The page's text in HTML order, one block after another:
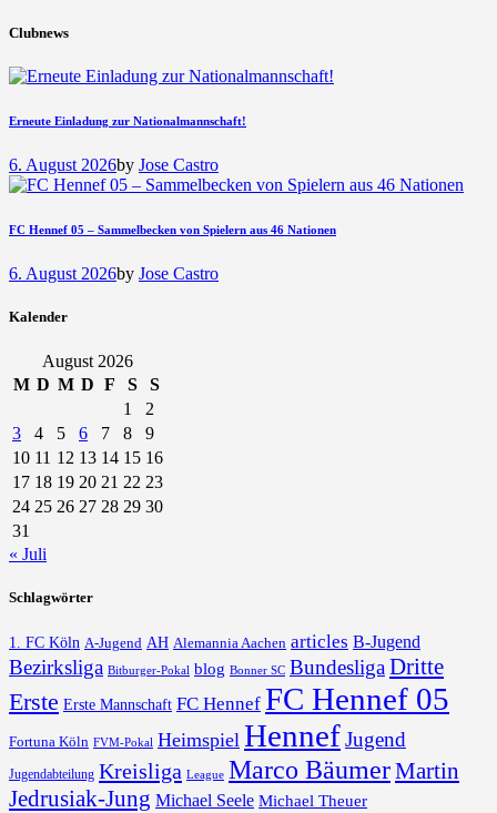
Clubnews
Erneute Einladung zur Nationalmannschaft!
6. August 2026by Jose Castro
FC Hennef 05 – Sammelbecken von Spielern aus 46 Nationen
6. August 2026by Jose Castro
Kalender
August 2026
M D M D F S
S
1
2
3
4 5 6 7 8
9
10 11 12 13 14 15 16
17 18 19 20 21 22 23
24 25 26 27 28 29 30
31
« Juli
Schlagwörter
1. FC Köln A-Jugend AH Alemannia Aachen articles B-Jugend
Bezirksliga Bitburger-Pokal blog Bonner SC Bundesliga Dritte
Erste Erste Mannschaft FC Hennef FC Hennef 05
Fortuna Köln FVM-Pokal Heimspiel HennefJugend
Jugendabteilung Kreisliga League Marco BäumerMartin
Jedrusiak-Jung Michael Seele Michael Theuer